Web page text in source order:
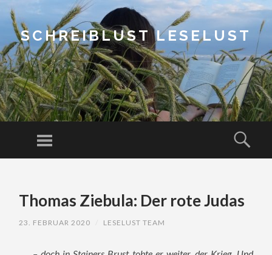
SCHREIBLUST LESELUST
Menu
CONTENTThomas Ziebula: Der rote Judas
23. FEBRUAR 2020 LESELUST TEAM